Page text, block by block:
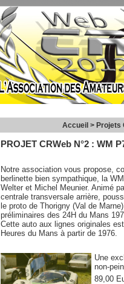
Accueil > Projets
PROJET CRWeb N°2 : WM
Notre association vous propose,
berlinette bien sympathique, la
Welter et Michel Meunier. Animé
centrale transversale arrière,
le proto de Thorigny (Val de
préliminaires des 24H du Mans
Cette auto aux lignes originales
Heures du Mans à partir de 1976.
Une
non-
89,00